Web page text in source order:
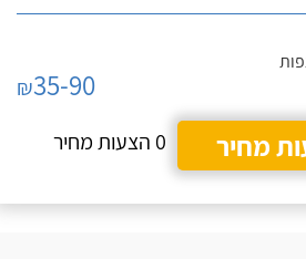
₪35-90
מחיר
0 הצעות מחיר